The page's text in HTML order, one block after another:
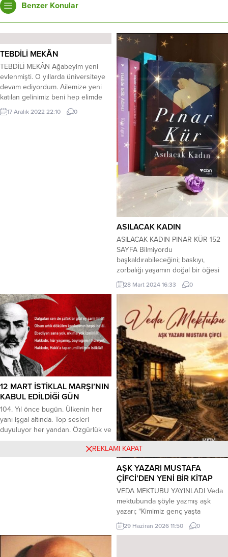
Benzer Konular
TEBDİLİ MEKÂN
TEBDİLİ MEKÂN Ağabeyim yeni
evlenmişti. O yıllarda üniversiteye
devam ediyordum. Ailemize yeni
katılan gelinimiz beni hep elimde
küçük bir çanta ile bir yere
giderken ya da bir yerlerden
17 Aralık 2022 22:10 0
ASILACAK KADIN
ASILACAK KADIN PINAR KÜR 152
SAYFA Bilmiyordu
başkaldırabileceğini; baskıyı,
zorbalığı yaşamın doğal bir öğesi
bellemişti. Bu baskıyı erkeklerin
kurması, her bakımdan kurması da
olan onlardı; hep başta olan, her
şeye egemen olan. Yayımlandığı ilk
günden itibaren ses getiren,
anlatım tekniği ve cesur tavrıyla
Türk Edebiyatında...
28 Mart 2024 16:33 0
12 MART İSTİKLAL MARŞI’NIN
KABUL EDİLDİĞİ GÜN
104. Yıl önce bugün. Ülkenin her
yanı işgal altında. Top sesleri
duyuluyor her yandan. Özgürlük ve
” “Korkma!” diye bir ses yükseliyor
AŞK YAZARI MUSTAFA
ÇİFCİ’DEN YENİ BİR KİTAP
VEDA MEKTUBU YAYINLADI Veda
mektubunda şöyle yazmış aşk
yazarı; “Kimimiz genç yaşta
annesini, kimimiz hayatın dayanağı
olan babasını kaybetti. Kimimiz
29 Haziran 2026 11:50 0
REKLAMI KAPAT